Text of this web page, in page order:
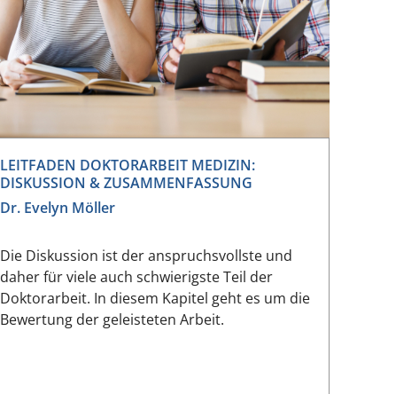
LEITFADEN DOKTORARBEIT MEDIZIN:
DISKUSSION & ZUSAMMENFASSUNG
Dr. Evelyn Möller
Die Diskussion ist der anspruchsvollste und
daher für viele auch schwierigste Teil der
Doktorarbeit. In diesem Kapitel geht es um die
Bewertung der geleisteten Arbeit.